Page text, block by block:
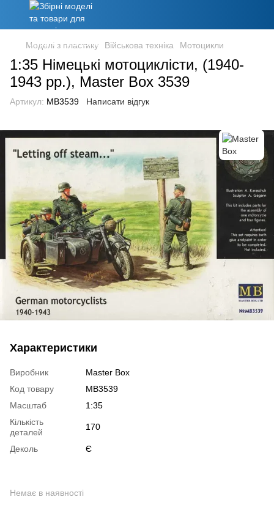
Моделі з пластику Військова техніка Мотоцикли
1:35 Німецькі мотоциклісти, (1940-
1943 рр.), Master Box 3539
Артикул: MB3539 Написати відгук
Характеристики
Виробник
Master Box
Код товару
MB3539
Масштаб
1:35
Кількість
деталей
170
Деколь Є
Немає в наявності